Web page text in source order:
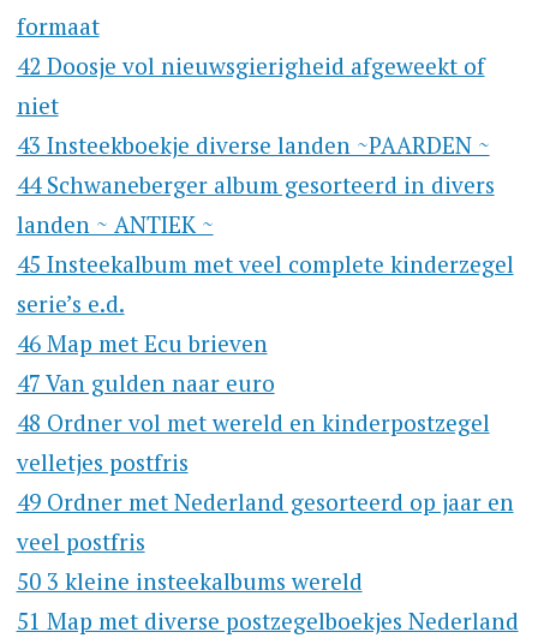
formaat
42 Doosje vol nieuwsgierigheid afgeweekt of
niet
43 Insteekboekje diverse landen ~PAARDEN ~
44 Schwaneberger album gesorteerd in divers
landen ~ ANTIEK ~
45 Insteekalbum met veel complete kinderzegel
serie’s e.d.
46 Map met Ecu brieven
47 Van gulden naar euro
48 Ordner vol met wereld en kinderpostzegel
velletjes postfris
49 Ordner met Nederland gesorteerd op jaar en
veel postfris
50 3 kleine insteekalbums wereld
51 Map met diverse postzegelboekjes Nederland